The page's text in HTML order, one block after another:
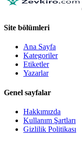
Site bölümleri
Ana Sayfa
Kategoriler
Etiketler
Yazarlar
Genel sayfalar
Hakkımızda
Kullanım Şartları
Gizlilik Politikası